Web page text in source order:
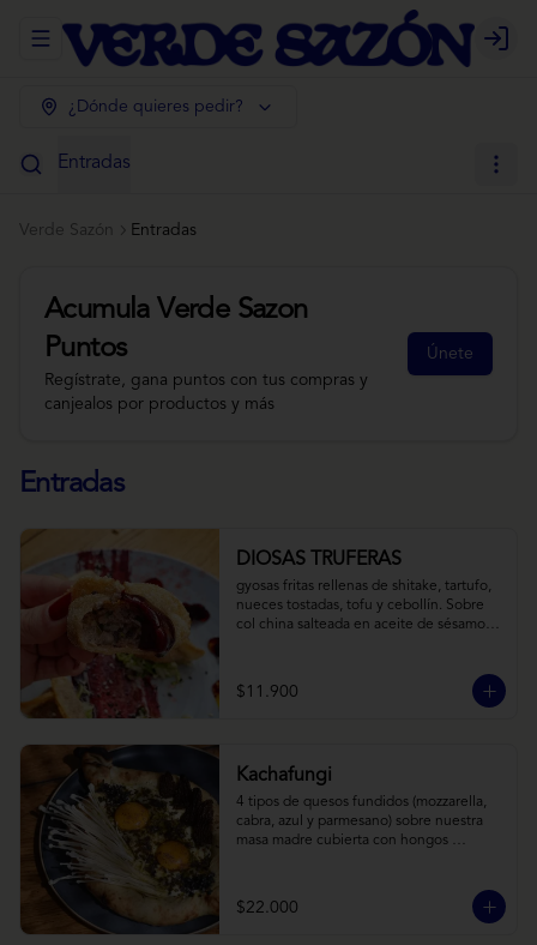
Abrir menu de navegación Login
¿Dónde quieres pedir?
Entradas
Verde Sazón Entradas
Acumula Verde Sazon
Puntos
Regístrate, gana puntos con tus compras y
canjealos por productos y más
Únete
Entradas
DIOSAS TRUFERAS
gyosas fritas rellenas de shitake, tartufo,
nueces tostadas, tofu y cebollín. Sobre
col china salteada en aceite de sésamo,
$11.900
Kachafungi
4 tipos de quesos fundidos (mozzarella,
cabra, azul y parmesano) sobre nuestra
masa madre cubierta con hongos
frescas y pequeños toques de
chimichurri.
$22.000